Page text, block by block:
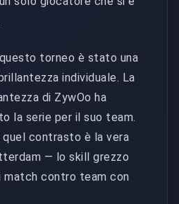
torneo è stato una
individuale. La
di ZywOo ha
la serie per il suo team.
quel contrasto è la vera
— lo skill grezzo
match contro team con